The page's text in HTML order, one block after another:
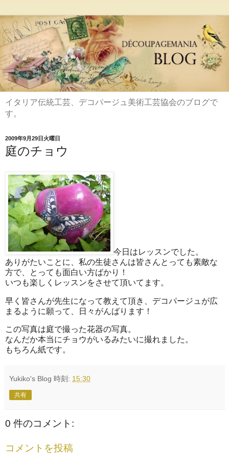
イタリア伝統工芸、デコパージュ美術工芸協会のブログで
す。
2009年9月29日火曜日
庭のチョウ
今日はレッスンでした。
ありがたいことに、私の生徒さんは皆さんとっても素敵な
方で、とっても面白い方ばかり！
いつも楽しくレッスンをさせて頂いてます。
早く皆さんが先生になって教えて頂き、デコパージュが広
まるように願って、日々がんばります！
この写真は庭で撮った花器の写真。
なんだか本当にチョウがいるみたいに撮れました。
もちろん紙です。
Yukiko's Blog 時刻: 15:30
共有
0 件のコメント:
コメントを投稿